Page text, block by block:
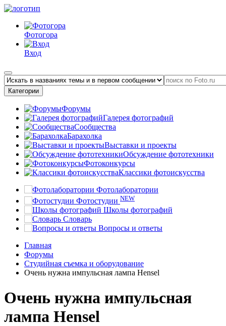
Фотогора
Вход
Категории
Форумы
Галерея фотографий
Сообщества
Барахолка
Выставки и проекты
Обсуждение фототехники
Фотоконкурсы
Классики фотоискусства
Фотолаборатории
Фотостудии NEW
Школы фотографий
Словарь
Вопросы и ответы
Главная
Форумы
Студийная съемка и оборудование
Очень нужна импульсная лампа Hensel
Очень нужна импульсная
лампа Hensel